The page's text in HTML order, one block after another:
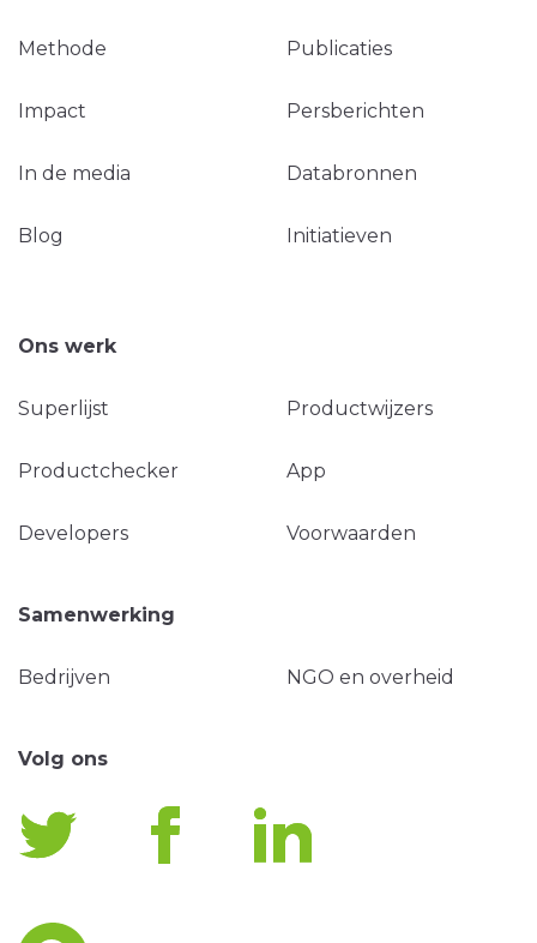
Methode Publicaties
Impact Persberichten
In de media Databronnen
Blog Initiatieven
Ons werk
Superlijst Productwijzers
Productchecker App
Developers Voorwaarden
Samenwerking
Bedrijven NGO en overheid
Volg ons